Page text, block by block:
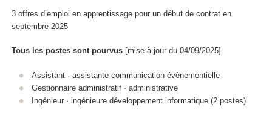
3 offres d’emploi en apprentissage pour un début de contrat en
septembre 2025
Tous les postes sont pourvus [mise à jour du 04/09/2025]
Assistant · assistante communication évènementielle
Gestionnaire administratif · administrative
Ingénieur · ingénieure développement informatique (2 postes)